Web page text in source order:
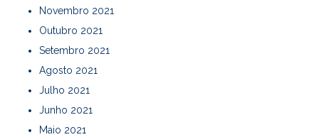
Novembro 2021
Outubro 2021
Setembro 2021
Agosto 2021
Julho 2021
Junho 2021
Maio 2021